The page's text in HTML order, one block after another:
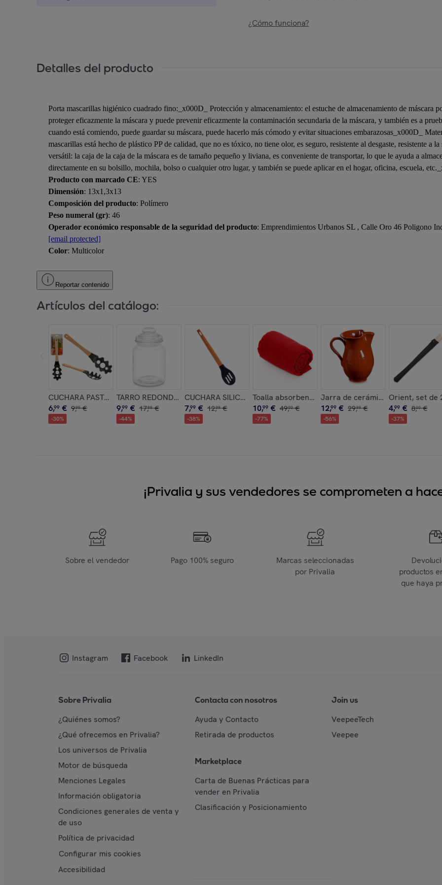
¿Cómo funciona?
Detalles del producto
Porta mascarillas higiénico cuadrado fino:_x000D_ Protección y almacenamiento: el estuche de almacenamiento de máscara
proteger eficazmente la máscara y puede prevenir eficazmente la contaminación secundaria de la máscara, y también es a
cuando está comiendo, puede guardar su máscara, puede hacerlo más cómodo y evitar situaciones embarazosas_x000D_
mascarillas está hecho de plástico PP de calidad, que no es tóxico, no tiene olor, es seguro, resistente al desgaste, resistente a
versátil: la caja de la caja de la máscara es de tamaño pequeño y liviana, es conveniente de transportar, lo que le ayuda a
directamente en su bolsillo, mochila, bolso o cualquier otro lugar, y también se puede aplicar en el hogar, oficina, escuela,
Producto con marcado CE: YES
Dimensión: 13x1,3x13
Composición del producto: Polímero
Peso numeral (gr): 46
Operador económico responsable de la seguridad del producto: Emprendimientos Urbanos SL , Calle Oro 46 Poligono
[email protected]
Color: Multicolor
Reportar contenido
Artículos del catálogo:
CUCHARA PASTA SURT COLOR aleatorio
6,99 € 9,99 €
-30%
TARRO REDONDO LISO TAPA CRISTAL 900ML
9,99 € 17,99 €
-44%
CUCHARA SILICONA MANGO MADERA DE HAYA 30,5CM
7,99 € 12,99 €
-38%
Toalla absorbente Yarg 138x72 cm.
10,99 € 49,00 €
-77%
Jarra de cerámica refractaria de
12,99 € 29,99 €
-56%
Orient, set de
4,99 € 8,00 €
-37%
¡Privalia y sus vendedores se comprometen a
Sobre el vendedor Pago 100% seguro
Marcas seleccionadas
por Privalia
productos
que haya
Instagram Facebook LinkedIn
Sobre Privalia
¿Quiénes somos?
¿Qué ofrecemos en Privalia?
Los universos de Privalia
Motor de búsqueda
Menciones Legales
Información obligatoria
Condiciones generales de venta y
de uso
Política de privacidad
Configurar mis cookies
Accesibilidad
Contacta con nosotros
Ayuda y Contacto
Retirada de productos
Marketplace
Carta de Buenas Prácticas para
vender en Privalia
Clasificación y Posicionamiento
Join us
VeepeeTech
Veepee